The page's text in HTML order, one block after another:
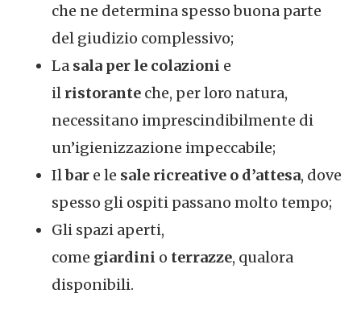
che ne determina spesso buona parte
del giudizio complessivo;
La sala per le colazioni e
il ristorante che, per loro natura,
necessitano imprescindibilmente di
un’igienizzazione impeccabile;
Ilbar e le sale ricreative o d’attesa, dove
spesso gli ospiti passano molto tempo;
Gli spazi aperti,
come giardini o terrazze, qualora
disponibili.